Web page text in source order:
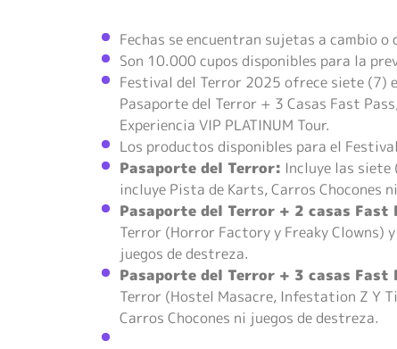
Fechas se encuentran sujetas a cambio
Son 10.000 cupos disponibles para la
Festival del Terror 2025 ofrece siete (7)
Pasaporte del Terror + 3 Casas Fast
Experiencia VIP PLATINUM Tour.
Los productos disponibles para el
Pasaporte del Terror: Incluye las
incluye Pista de Karts, Carros Chocones
Pasaporte del Terror + 2 casas Fast
Terror (Horror Factory y Freaky Clowns)
juegos de destreza.
Pasaporte del Terror + 3 casas Fast
Terror (Hostel Masacre, Infestation Z Y
Carros Chocones ni juegos de destreza.